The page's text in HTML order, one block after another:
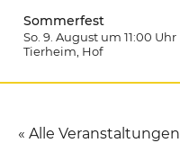
Sommerfest
So. 9. August um 11:00 Uhr
Tierheim , Hof
« Alle Veranstaltungen